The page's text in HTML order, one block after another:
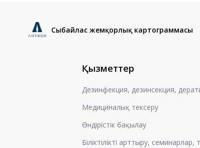
Сыбайлас жемқорлық картограммасы
Қызметтер
Дезинфекция, дезинсекция,
Медициналық тексеру
Өндірістік бақылау
Біліктілікті арттыру, семинарлар,